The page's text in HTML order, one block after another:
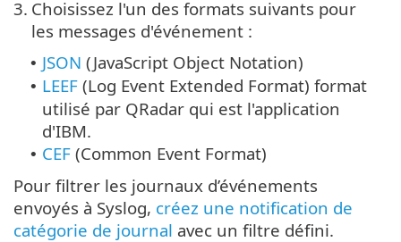
3. Choisissez l'un des formats suivants pour
les messages d'événement :
• JSON (JavaScript Object Notation)
• LEEF (Log Event Extended Format) format
utilisé par QRadar qui est l'application
d'IBM.
• CEF (Common Event Format)
Pour filtrer les journaux d’événements
envoyés à Syslog, créez une notification de
catégorie de journal avec un filtre défini.